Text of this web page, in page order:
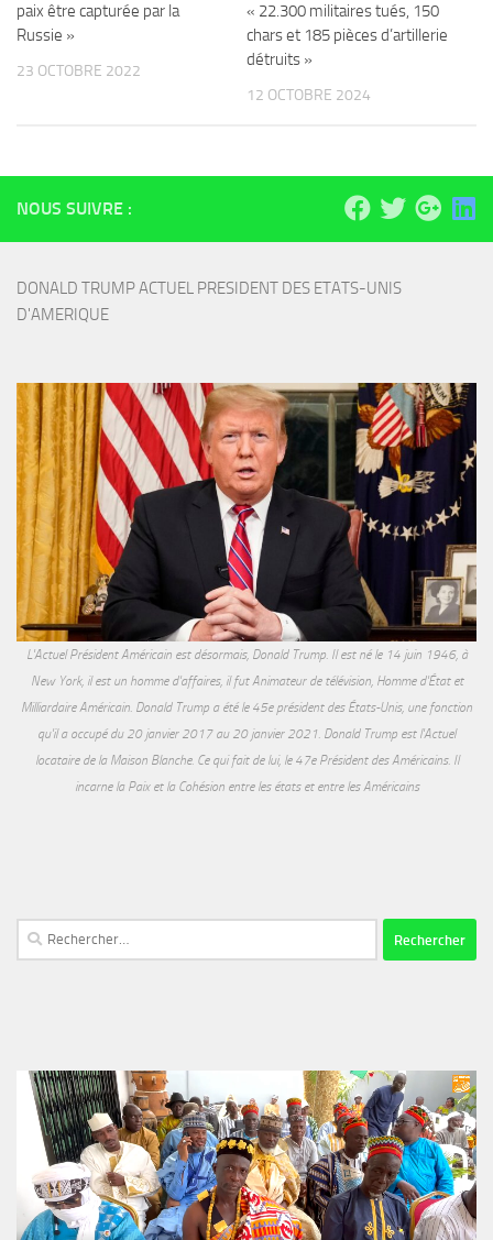
paix être capturée par la
Russie »
23 OCTOBRE 2022
« 22.300 militaires tués, 150
chars et 185 pièces d’artillerie
détruits »
12 OCTOBRE 2024
NOUS SUIVRE :
DONALD TRUMP ACTUEL PRESIDENT DES ETATS-UNIS
D'AMERIQUE
L'Actuel Président Américain est désormais, Donald Trump. Il est né le 14 juin 1946, à
New York, il est un homme d'affaires, il fut Animateur de télévision, Homme d'État et
Milliardaire Américain. Donald Trump a été le 45e président des États-Unis, une fonction
qu'il a occupé du 20 janvier 2017 au 20 janvier 2021. Donald Trump est l'Actuel
locataire de la Maison Blanche. Ce qui fait de lui, le 47e Président des Américains. Il
incarne la Paix et la Cohésion entre les états et entre les Américains
Rechercher :